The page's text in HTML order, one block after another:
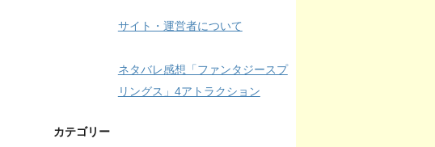
サイト・運営者について
ネタバレ感想「ファンタジースプ
リングス」4アトラクション
カテゴリー